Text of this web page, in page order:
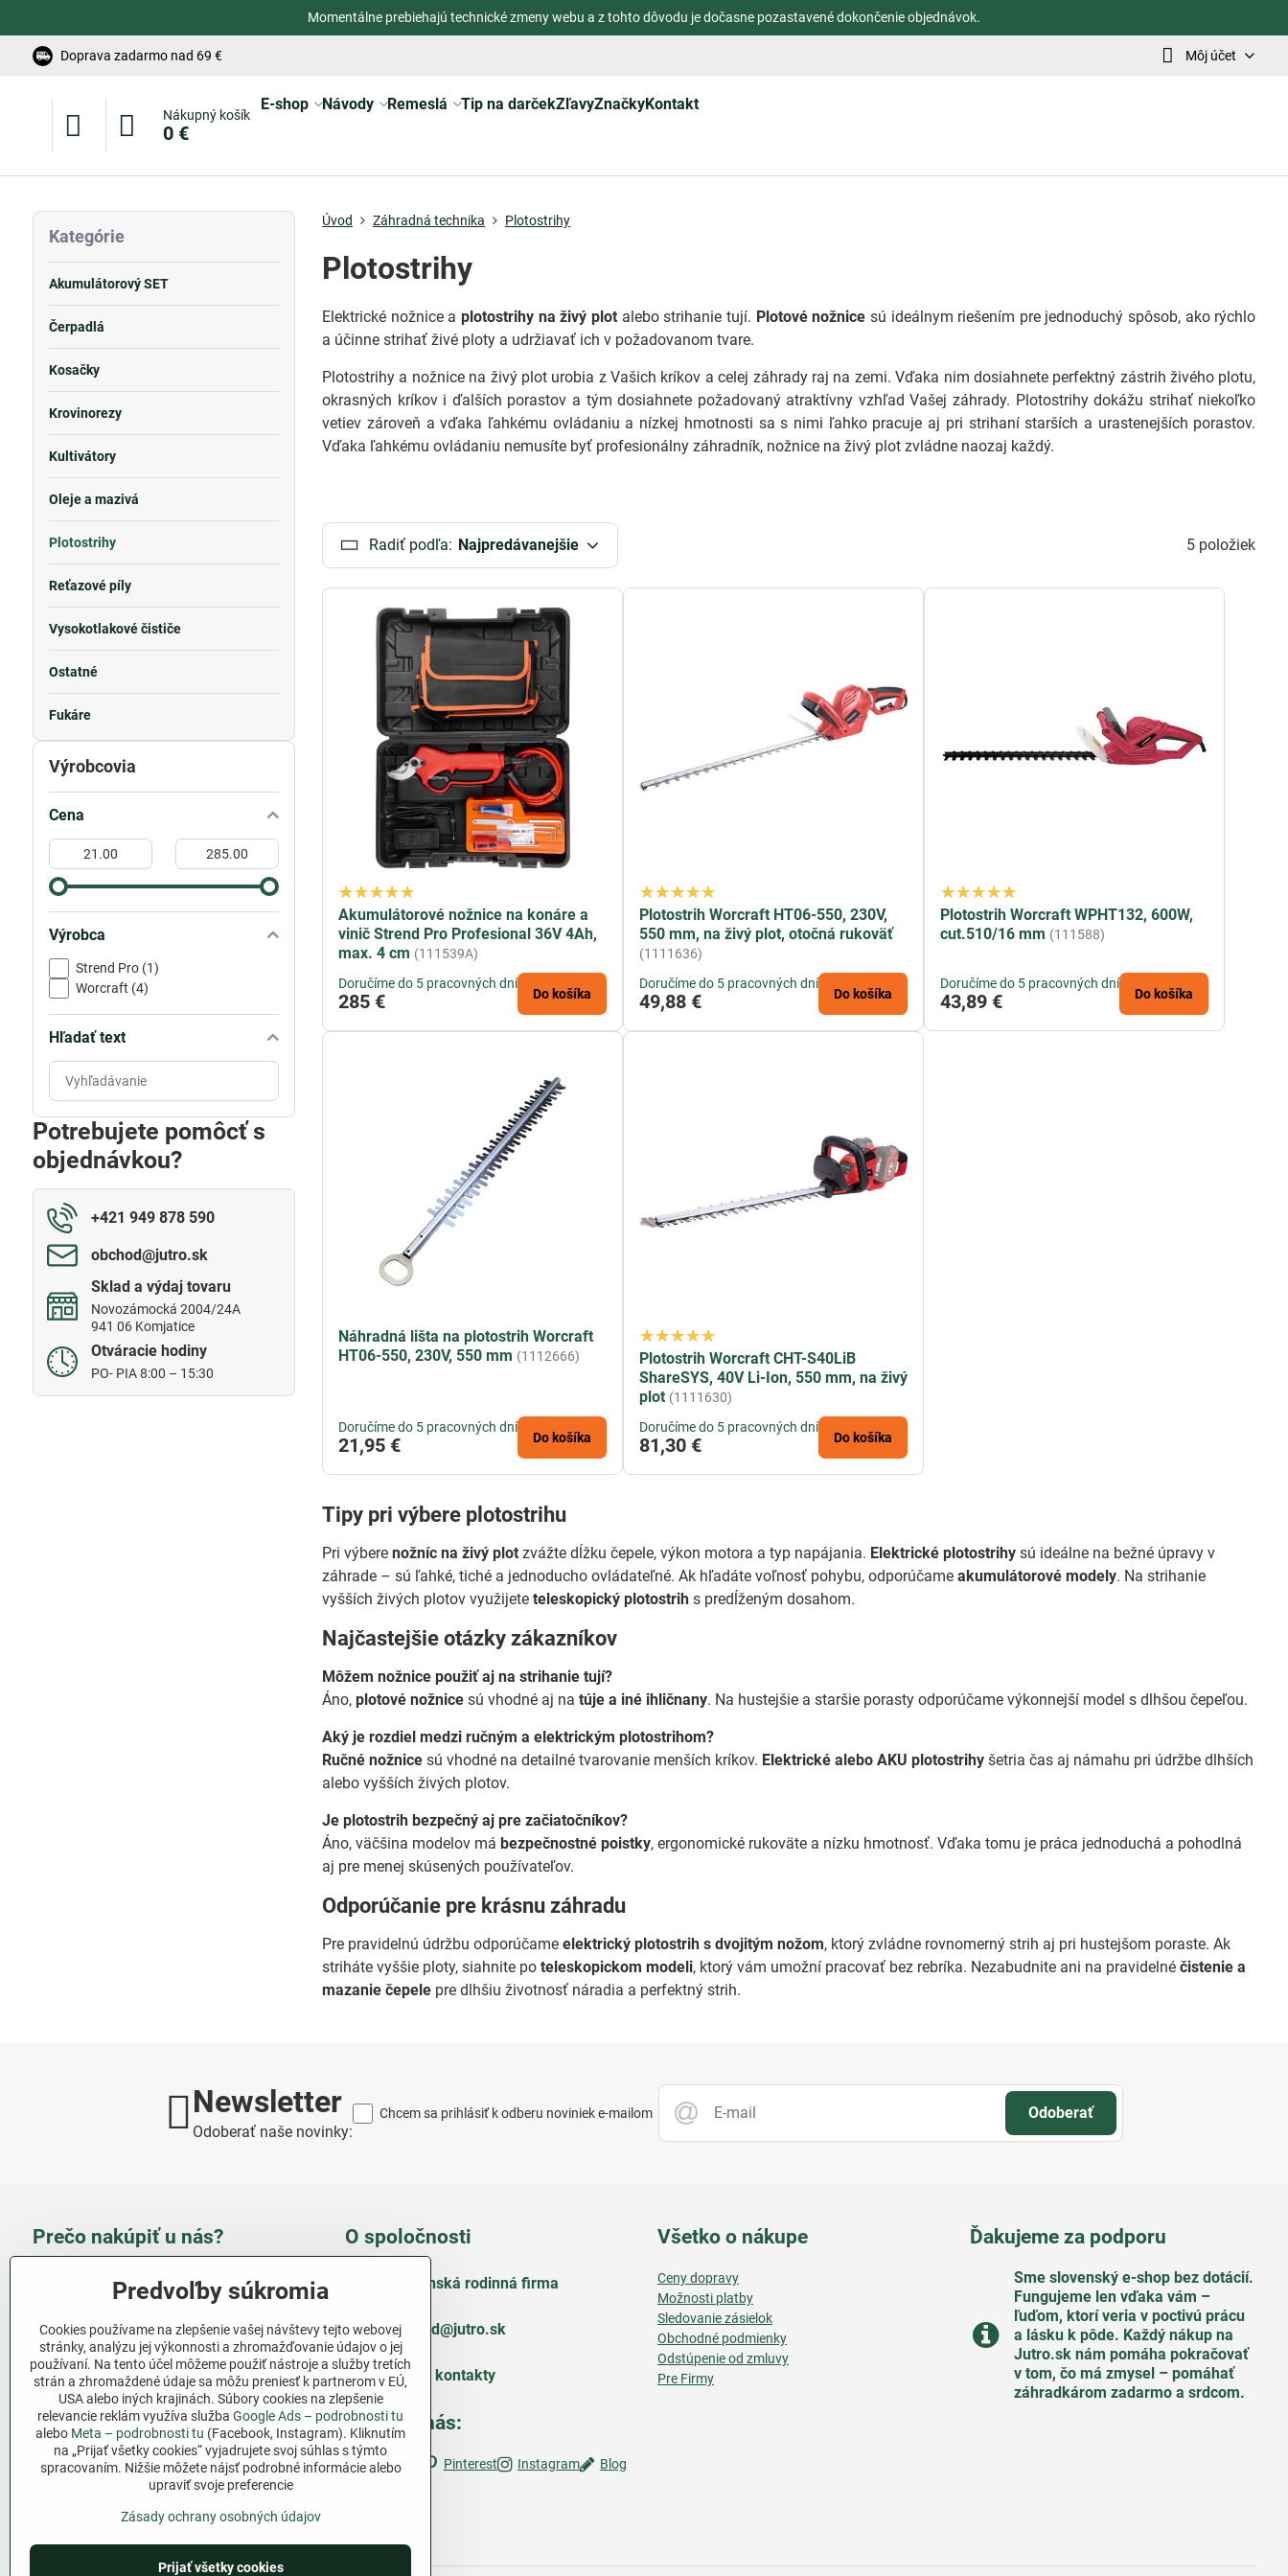
Momentálne prebiehajú technické zmeny webu a z tohto dôvodu je dočasne pozastavené dokončenie objednávok.
Doprava zadarmo nad 69 € Môj účet
Nákupný košík
0 €
E-shop Návody Remeslá Tip na darčekZľavyZnačkyKontakt
Úvod Záhradná technika Plotostrihy
Plotostrihy
Elektrické nožnice aplotostrihy na živý plot alebo strihanie tují. Plotové nožnice sú ideálnym riešením pre jednoduchý spôsob, ako rýchlo
a účinne strihať živé ploty a udržiavať ich v požadovanom tvare.
Plotostrihy a nožnice na živý plot urobia z Vašich kríkov a celej záhrady raj na zemi. Vďaka nim dosiahnete perfektný zástrih živého plotu,
okrasných kríkov i ďalších porastov a tým dosiahnete požadovaný atraktívny vzhľad Vašej záhrady. Plotostrihy dokážu strihať niekoľko
vetiev zároveň a vďaka ľahkému ovládaniu a nízkej hmotnosti sa s nimi ľahko pracuje aj pri strihaní starších a urastenejších porastov.
Vďaka ľahkému ovládaniu nemusíte byť profesionálny záhradník, nožnice na živý plot zvládne naozaj každý.
Radiť podľa: Najpredávanejšie 5 položiek
Akumulátorové nožnice na konáre a
vinič Strend Pro Profesional 36V 4Ah,
max. 4 cm (111539A)
Doručíme do 5 pracovných dní
285 € Do košíka
Plotostrih Worcraft HT06-550, 230V,
550 mm, na živý plot, otočná rukoväť
(1111636)
Doručíme do 5 pracovných dní
49,88 € Do košíka
Plotostrih Worcraft WPHT132, 600W,
cut.510/16 mm (111588)
Doručíme do 5 pracovných dní
43,89 € Do košíka
Náhradná lišta na plotostrih Worcraft
HT06-550, 230V, 550 mm (1112666)
Doručíme do 5 pracovných dní
21,95 € Do košíka
Plotostrih Worcraft CHT-S40LiB
ShareSYS, 40V Li-Ion, 550 mm, na živý
plot (1111630)
Doručíme do 5 pracovných dní
81,30 € Do košíka
Tipy pri výbere plotostrihu
Pri výberenožníc na živý plot zvážte dĺžku čepele, výkon motora a typ napájania. Elektrické plotostrihy sú ideálne na bežné úpravy v
záhrade – sú ľahké, tiché a jednoducho ovládateľné. Ak hľadáte voľnosť pohybu, odporúčameakumulátorové modely. Na strihanie
vyšších živých plotov využijeteteleskopický plotostrih s predĺženým dosahom.
Najčastejšie otázky zákazníkov
Môžem nožnice použiť aj na strihanie tují?
Áno,plotové nožnice sú vhodné aj natúje a iné ihličnany. Na hustejšie a staršie porasty odporúčame výkonnejší model s dlhšou čepeľou.
Aký je rozdiel medzi ručným a elektrickým plotostrihom?
Ručné nožnice sú vhodné na detailné tvarovanie menších kríkov. Elektrické alebo AKU plotostrihy šetria čas aj námahu pri údržbe dlhších
alebo vyšších živých plotov.
Je plotostrih bezpečný aj pre začiatočníkov?
Áno, väčšina modelov má bezpečnostné poistky, ergonomické rukoväte a nízku hmotnosť. Vďaka tomu je práca jednoduchá a pohodlná
aj pre menej skúsených používateľov.
Odporúčanie pre krásnu záhradu
Pre pravidelnú údržbu odporúčameelektrický plotostrih s dvojitým nožom, ktorý zvládne rovnomerný strih aj pri hustejšom poraste. Ak
striháte vyššie ploty, siahnite poteleskopickom modeli, ktorý vám umožní pracovať bez rebríka. Nezabudnite ani na pravidelnéčistenie a
mazanie čepele pre dlhšiu životnosť náradia a perfektný strih.
Výrobcovia
Cena
Od:
Do:
Výrobca
Strend Pro (1)
Worcraft (4)
Hľadať text
Prehľadať
výsledky
filtra
fulltextom
Potrebujete pomôcť s
objednávkou?
+421 949 878 590
obchod​@jutro​.sk
Sklad a výdaj tovaru
Novozámocká 2004/24A
941 06 Komjatice
Otváracie hodiny
PO- PIA 8:00 – 15:30
Kategórie
Akumulátorový SET
Čerpadlá
Kosačky
Krovinorezy
Kultivátory
Oleje a mazivá
Plotostrihy
Reťazové píly
Vysokotlakové čističe
Ostatné
Fukáre
Newsletter
Odoberať naše novinky:
Odoberať
Chcem sa prihlásiť k odberu noviniek e-mailom
Prečo nakúpiť u nás?
Takmer 100 % spokojných
zákazníkov
Nízka cena produktov - ušetríte
Rýchla komunikácia - mail
Pri nákupe nad 69 € doprava
zadarmo
Pri nákupe nad 39 € darček na
O spoločnosti
Slovenská rodinná firma
obchod​@jutro​.sk
Ďalšie kontakty
Sledujte nás:
Facebook Pinterest Instagram Blog
Všetko o nákupe
Ceny dopravy
Možnosti platby
Sledovanie zásielok
Obchodné podmienky
Odstúpenie od zmluvy
Pre Firmy
Ďakujeme za podporu
Sme slovenský e-shop bez dotácií​.
Fungujeme len vďaka vám –
ľuďom, ktorí veria v poctivú prácu
a lásku k pôde​. Každý nákup na
Jutro​.sk nám pomáha pokračovať
v tom, čo má zmysel – pomáhať
záhradkárom zadarmo a srdcom​.
Predvoľby súkromia
Cookies používame na zlepšenie vašej návštevy tejto webovej
stránky, analýzu jej výkonnosti a zhromažďovanie údajov o jej
používaní. Na tento účel môžeme použiť nástroje a služby tretích
strán a zhromaždené údaje sa môžu preniesť k partnerom v EÚ,
USA alebo iných krajinách. Súbory cookies na zlepšenie
relevancie reklám využíva služba Google Ads – podrobnosti tu
alebo Meta – podrobnosti tu (Facebook, Instagram). Kliknutím
na „Prijať všetky cookies“ vyjadrujete svoj súhlas s týmto
spracovaním. Nižšie môžete nájsť podrobné informácie alebo
upraviť svoje preferencie
Zásady ochrany osobných údajov
Prijať všetky cookies